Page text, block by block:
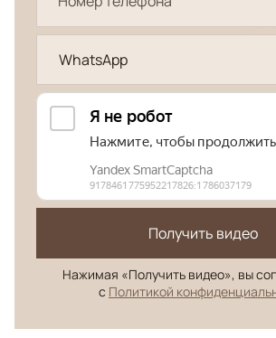
WhatsApp
Получить видео
Нажимая «Получить видео», вы
с Политикой